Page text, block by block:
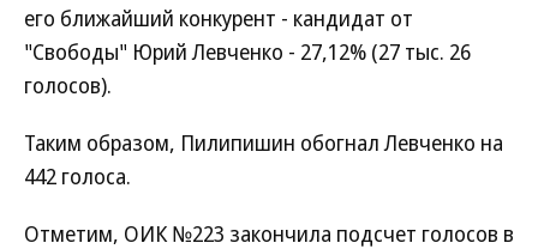
его ближайший конкурент - кандидат от
"Свободы" Юрий Левченко - 27,12% (27 тыс. 26
голосов).
Таким образом, Пилипишин обогнал Левченко на
442 голоса.
Отметим, ОИК №223 закончила подсчет голосов в